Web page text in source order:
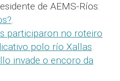
de AEMS-Ríos:
.
participaron no roteiro
polo río Xallas.
invade o encoro da